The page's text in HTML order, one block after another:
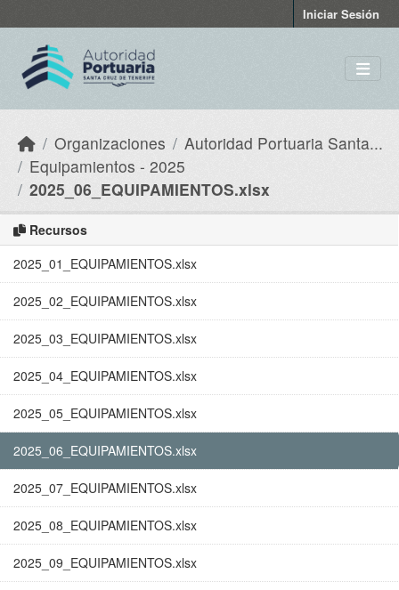
Iniciar Sesión
Organizaciones
Autoridad Portuaria Santa...
Equipamientos - 2025
2025_06_EQUIPAMIENTOS.xlsx
Recursos
2025_01_EQUIPAMIENTOS.xlsx
2025_02_EQUIPAMIENTOS.xlsx
2025_03_EQUIPAMIENTOS.xlsx
2025_04_EQUIPAMIENTOS.xlsx
2025_05_EQUIPAMIENTOS.xlsx
2025_06_EQUIPAMIENTOS.xlsx
2025_07_EQUIPAMIENTOS.xlsx
2025_08_EQUIPAMIENTOS.xlsx
2025_09_EQUIPAMIENTOS.xlsx